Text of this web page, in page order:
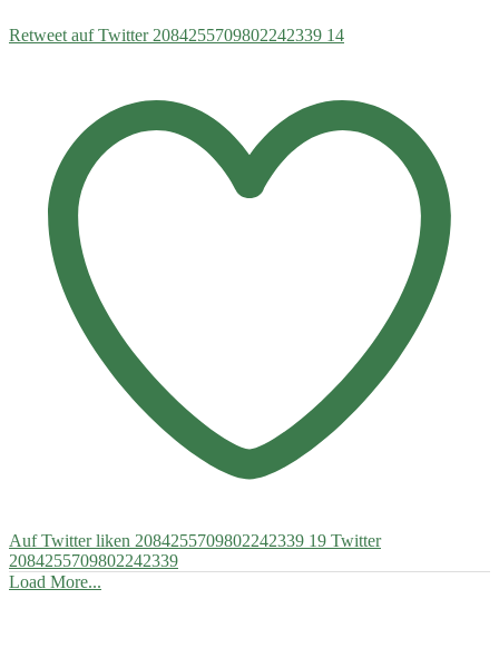
Retweet auf Twitter 2084255709802242339 14
Auf Twitter liken 2084255709802242339 19 Twitter
2084255709802242339
Load More...